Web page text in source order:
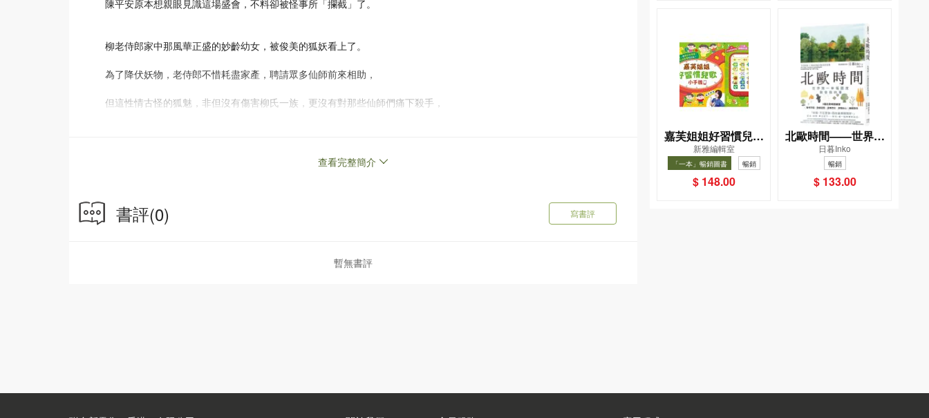
陳平安原本想親眼見識這場盛會，不料卻被怪事所「攔截」了。
柳老侍郎家中那風華正盛的妙齡幼女，被俊美的狐妖看上了。
為了降伏妖物，老侍郎不惜耗盡家產，聘請眾多仙師前來相助，
但這性情古怪的狐魅，非但沒有傷害柳氏一族，更沒有對那些仙師們痛下殺手，
查看完整簡介
書評(0) 寫書評
暫無書評
嘉芙姐姐好習慣兒歌
小手機
新雅編輯室
「一本」暢銷圖書 暢銷
$ 148.00
北歐時間——世界第
一幸福國度教會我的
事
日暮Inko
暢銷
$ 133.00